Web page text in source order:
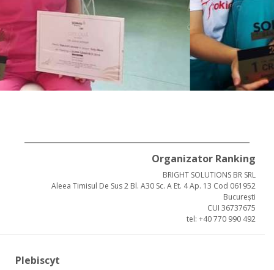
Organizator Ranking
BRIGHT SOLUTIONS BR SRL
Aleea Timisul De Sus 2 Bl. A30 Sc. A Et. 4 Ap. 13 Cod 061952
București
CUI 36737675
tel: +40 770 990 492
Plebiscyt